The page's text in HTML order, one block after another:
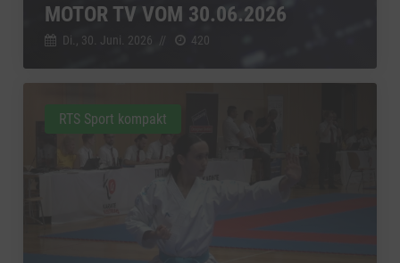
MOTOR TV VOM 30.06.2026
Di., 30. Juni. 2026 // 420
RTS Sport kompakt